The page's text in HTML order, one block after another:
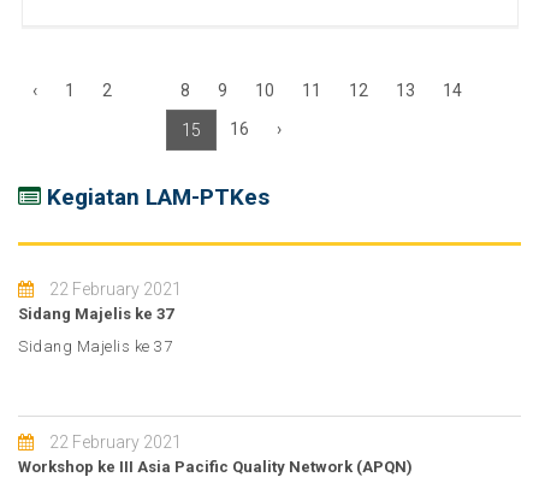
‹ 1 2 8 9 10 11 12 13 14
15 16 ›
Kegiatan LAM-PTKes
22 February 2021
Sidang Majelis ke 37
Sidang Majelis ke 37
22 February 2021
Workshop ke III Asia Pacific Quality Network (APQN)